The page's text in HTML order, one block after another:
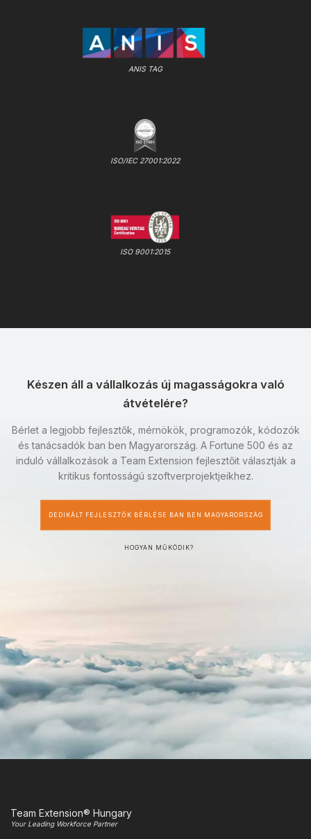
ANIS TAG
ISO/IEC 27001:2022
ISO 9001:2015
Készen áll a vállalkozás új magasságokra való
átvételére?
Bérlet a legjobb fejlesztők, mérnökök, programozók, kódozók
és tanácsadók ban ben Magyarország. A Fortune 500 és az
induló vállalkozások a Team Extension fejlesztőit választják a
kritikus fontosságú szoftverprojektjeikhez.
DEDIKÁLT FEJLESZTŐK BÉRLÉSE BAN BEN MAGYARORSZÁG
HOGYAN MŰKÖDIK?
Team Extension® Hungary
Your Leading Workforce Partner